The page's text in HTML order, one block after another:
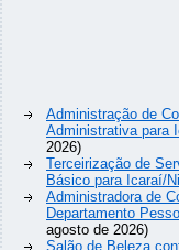
Administração de
Administrativa para
2026)
Terceirização de
Básico para Icaraí/
Administradora de
Departamento
agosto de 2026)
Salão de Beleza